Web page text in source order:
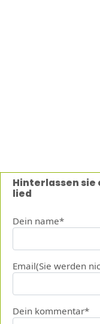
Hinterlassen sie
lied
Dein name*
Email(Sie werden
Dein kommentar*